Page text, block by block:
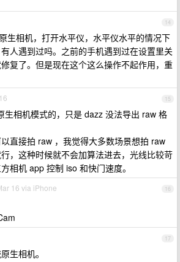
14
生相机，打开水平仪，水平仪水平的情况下
人遇到过吗。之前的手机遇到过在设置里关
复了。但是现在这个这么操作不起作用，重
15
生相机模式的，只是 dazz 没法导出 raw 格
直接拍 raw ，我觉得大多数场景想拍 raw
，这种时候就不会加算法进去，光线比较苛
相机 app 控制 iso 和快门速度。
16
16 via iPhone
17
生相机。